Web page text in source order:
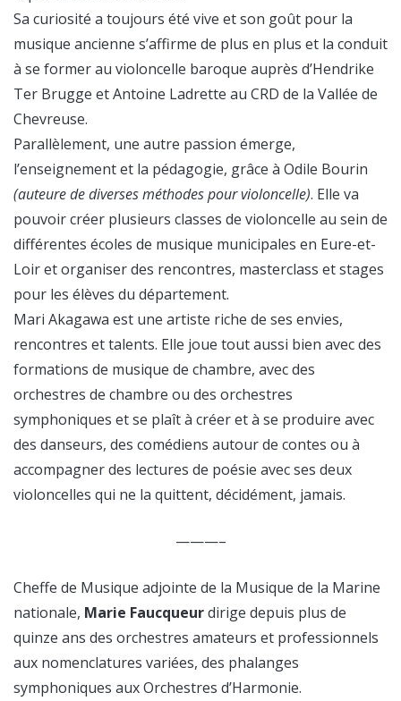
Sa curiosité a toujours été vive et son goût pour la
musique ancienne s’affirme de plus en plus et la conduit
à se former au violoncelle baroque auprès d’Hendrike
Ter Brugge et Antoine Ladrette au CRD de la Vallée de
Chevreuse.
Parallèlement, une autre passion émerge,
l’enseignement et la pédagogie, grâce à Odile Bourin
(auteure de diverses méthodes pour violoncelle). Elle va
pouvoir créer plusieurs classes de violoncelle au sein de
différentes écoles de musique municipales en Eure-et-
Loir et organiser des rencontres, masterclass et stages
pour les élèves du département.
Mari Akagawa est une artiste riche de ses envies,
rencontres et talents. Elle joue tout aussi bien avec des
formations de musique de chambre, avec des
orchestres de chambre ou des orchestres
symphoniques et se plaît à créer et à se produire avec
des danseurs, des comédiens autour de contes ou à
accompagner des lectures de poésie avec ses deux
violoncelles qui ne la quittent, décidément, jamais.
———–
Cheffe de Musique adjointe de la Musique de la Marine
nationale, Marie Faucqueurdirige depuis plus de
quinze ans des orchestres amateurs et professionnels
aux nomenclatures variées, des phalanges
symphoniques aux Orchestres d’Harmonie.